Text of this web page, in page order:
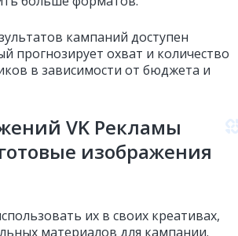
кампаний доступен
прогнозирует охват и количество
в зависимости от бюджета и
VK Рекламы
изображения
их в своих креативах,
материалов для кампании.